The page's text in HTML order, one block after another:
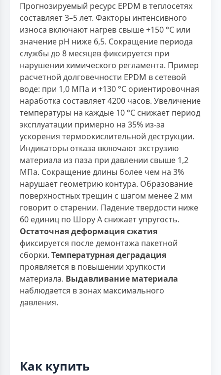
Прогнозируемый ресурс EPDM в теплосетях
составляет 3–5 лет. Факторы интенсивного
износа включают нагрев свыше +150 °С или
значение pH ниже 6,5. Сокращение периода
службы до 8 месяцев фиксируется при
нарушении химического регламента. Пример
расчетной долговечности EPDM в сетевой
воде: при 1,0 МПа и +130 °С ориентировочная
наработка составляет 4200 часов. Увеличение
температуры на каждые 10 °С снижает период
эксплуатации примерно на 35% из-за
ускорения термоокислительной деструкции.
Индикаторы отказа включают экструзию
материала из паза при давлении свыше 1,2
МПа. Сокращение длины более чем на 3%
нарушает геометрию контура. Образование
поверхностных трещин с шагом менее 2 мм
говорит о старении. Падение твердости ниже
60 единиц по Шору А снижает упругость.
Остаточная деформация сжатия
фиксируется после демонтажа пакетной
сборки. Температурная деградация
проявляется в повышении хрупкости
материала. Выдавливание материала
наблюдается в зонах максимального
давления.
Как купить